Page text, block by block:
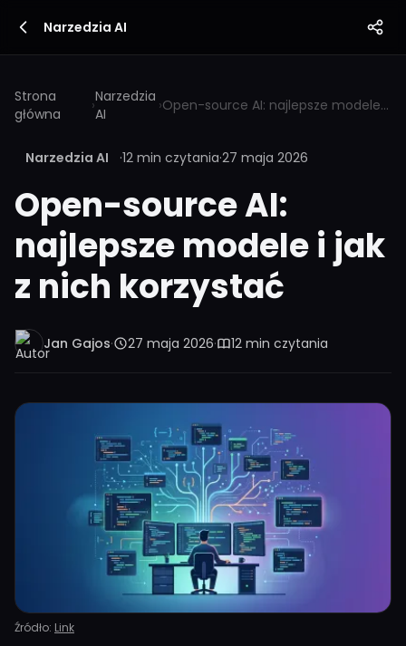
Narzedzia AI
Strona
główna
›Narzedzia
AI
› Open-source AI: najlepsze modele i jak z nich korzystać
Narzedzia AI ·12 min czytania·27 maja 2026
Open-source AI:
najlepsze modele i jak
z nich korzystać
Jan Gajos· 27 maja 2026· 12 min czytania
Źródło: Link